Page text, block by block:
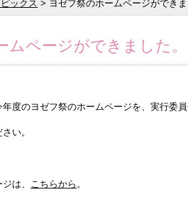
ピックス > ヨゼフ祭のホームページができま
ムページができました。
度のヨゼフ祭のホームページを、実行委員
い。
は、 こちらから 。